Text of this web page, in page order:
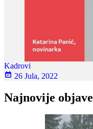
Kadrovi
26 Jula, 2022
Najnovije objave